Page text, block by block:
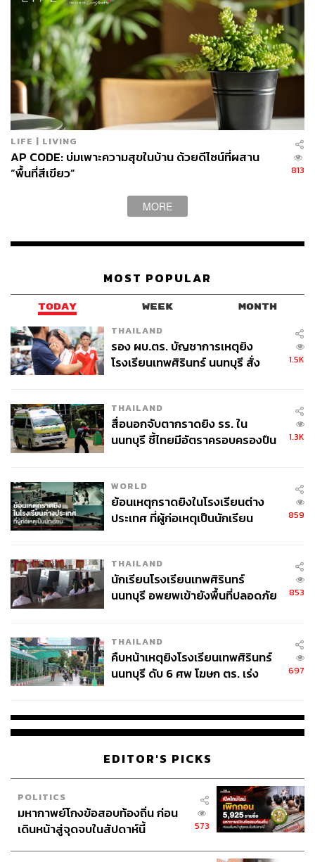
LIFE | LIVING
AP CODE: บ่มเพาะความสุขในบ้าน ด้วยดีไซน์ที่ผสาน
“พื้นที่สีเขียว”
813
MORE
MOST POPULAR
TODAY WEEK MONTH
THAILAND
รอง ผบ.ตร. บัญชาการเหตุยิง
โรงเรียนเทพศิรินทร์ นนทบุรี สั่ง
1.5K
THAILAND
สื่อนอกจับตากราดยิง รร. ใน
นนทบุรี ชี้ไทยมีอัตราครอบครองปืน
1.3K
WORLD
ย้อนเหตุกราดยิงในโรงเรียนต่าง
ประเทศ ที่ผู้ก่อเหตุเป็นนักเรียน
859
THAILAND
นักเรียนโรงเรียนเทพศิรินทร์
นนทบุรี อพยพเข้ายังพื้นที่ปลอดภัย
853
THAILAND
คืบหน้าเหตุยิงโรงเรียนเทพศิรินทร์
นนทบุรี ดับ 6 ศพ โฆษก ตร. เร่ง
697
EDITOR'S PICKS
POLITICS
มหากาพย์โกงข้อสอบท้องถิ่น ก่อน
เดินหน้าสู่จุดจบในสัปดาห์นี้
573